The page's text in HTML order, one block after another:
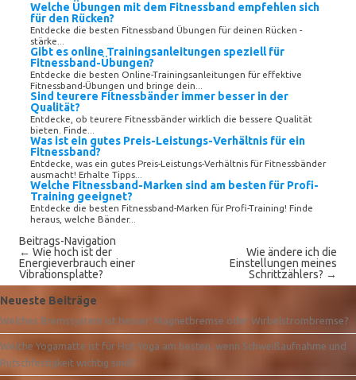
Welche Übungen mit dem Fitnessband empfehlen sich
für den Rücken?
Entdecke die besten Fitnessband Übungen für deinen Rücken -
stärke...
Gibt es online Trainingsanleitungen speziell für
Fitnessband-Übungen?
Entdecke die besten Online-Trainingsanleitungen für effektive
Fitnessband-Übungen und bringe dein...
Sind teurere Fitnessbänder immer besser in der
Qualität?
Entdecke, ob teurere Fitnessbänder wirklich die bessere Qualität
bieten. Finde...
Was ist ein gutes Preis-Leistungs-Verhältnis für ein
Fitnessband?
Entdecke, was ein gutes Preis-Leistungs-Verhältnis für Fitnessbänder
ausmacht! Erhalte Tipps...
Welche Fitnessband-Marken sind am besten für Profi-
Training geeignet?
Entdecke die besten Fitnessband-Marken für Profi-Training! Finde
heraus, welche Bänder...
Beitrags-Navigation
← Wie hoch ist der
Energieverbrauch einer
Vibrationsplatte?
Wie ändere ich die
Einstellungen meines
Schrittzählers? →
Neueste Beiträge
Welches Bremssystem ist besser: Magnetbremse oder Wirbelstrombremse?
Welche Yogamatte ist für Hot Yoga am besten, wenn Schweißaufnahme und
Rutschfestigkeit wichtig sind?